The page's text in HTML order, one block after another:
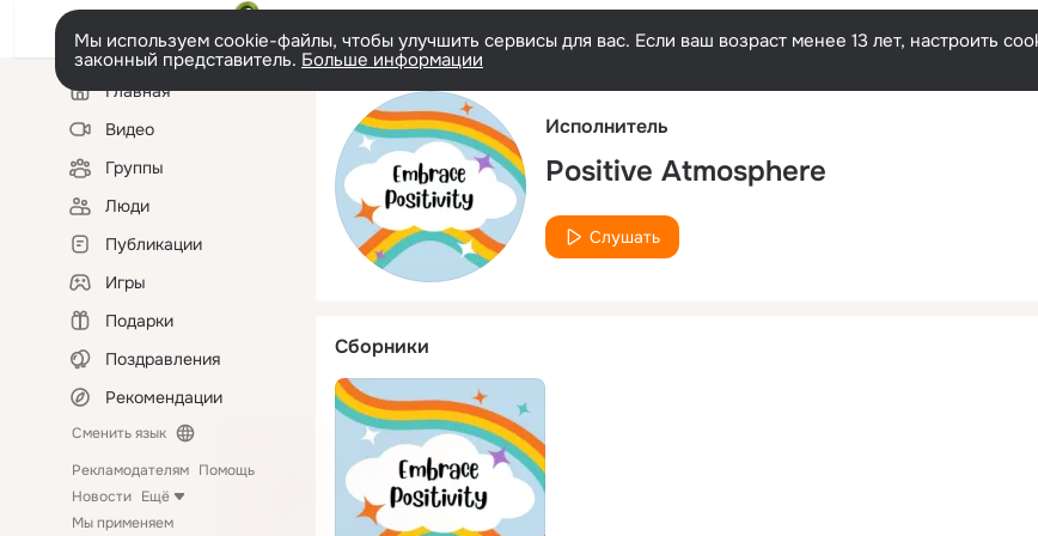
Мы используем cookie-файлы, чтобы улучшить сервисы для вас. Если ваш возраст менее 13 лет, настроить
законный представитель. Больше информации
Левая
колонкаГлавная
Видео
Группы
Люди
Публикации
Игры
Подарки
Поздравления
Рекомендации
Сменить язык
Рекламодателям Помощь
Новости Ещё
Мы применяем
Исполнитель
Positive Atmosphere
Слушать
Сборники